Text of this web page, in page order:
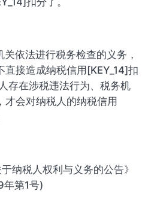
依法进行税务检查的义务，
接造成纳税信用[KEY_14]扣
存在涉税违法行为、税务机
才会对纳税人的纳税信用
纳税人权利与义务的公告》
第1号)